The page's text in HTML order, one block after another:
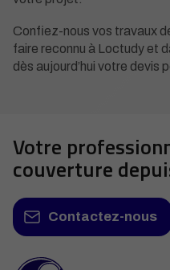
Confiez-nous vos travaux
faire reconnu à Loctudy et
dès aujourd’hui votre devis
Votre
couverture
Contactez-nous